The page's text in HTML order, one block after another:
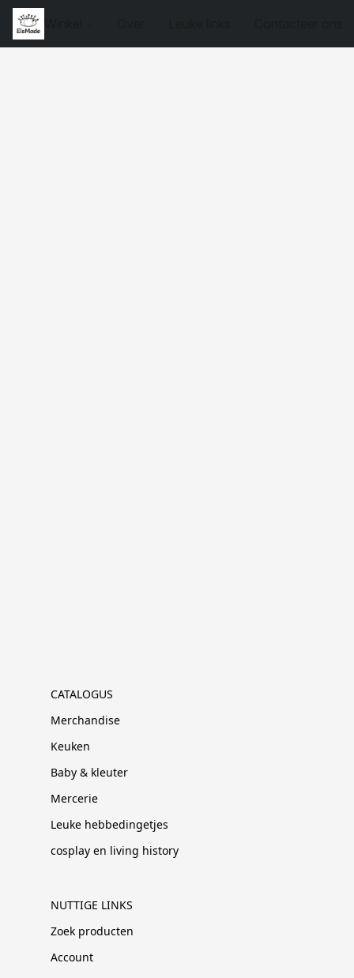
CATALOGUS
Merchandise
Keuken
Baby & kleuter
Mercerie
Leuke hebbedingetjes
cosplay en living history
NUTTIGE LINKS
Zoek producten
Account